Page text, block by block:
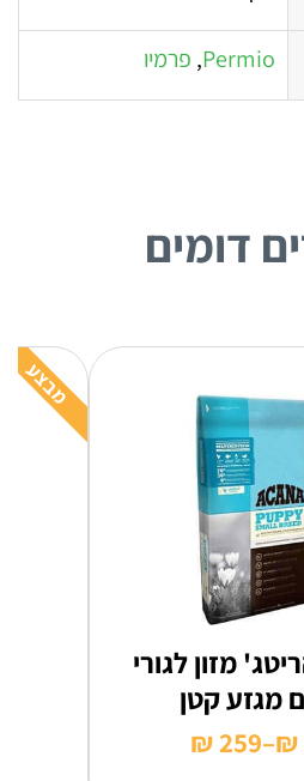
Permio
, פרמיו
דומים
מזון לגורי
מגזע קטן
₪
–
₪259
טווח
מבצע